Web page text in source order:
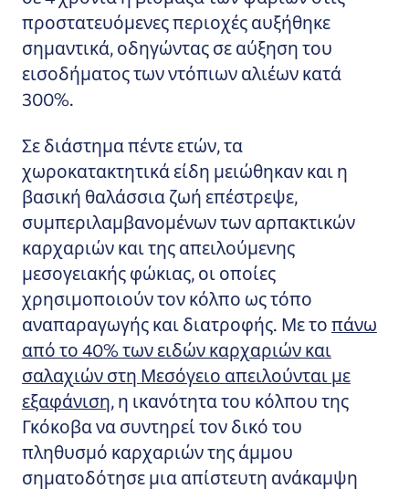
προστατευόμενες περιοχές αυξήθηκε
σημαντικά, οδηγώντας σε αύξηση του
εισοδήματος των ντόπιων αλιέων κατά
300%.
Σε διάστημα πέντε ετών, τα
χωροκατακτητικά είδη μειώθηκαν και η
βασική θαλάσσια ζωή επέστρεψε,
συμπεριλαμβανομένων των αρπακτικών
καρχαριών και της απειλούμενης
μεσογειακής φώκιας, οι οποίες
χρησιμοποιούν τον κόλπο ως τόπο
αναπαραγωγής και διατροφής. Με το πάνω
από το 40% των ειδών καρχαριών και
σαλαχιών στη Μεσόγειο απειλούνται με
εξαφάνιση, η ικανότητα του κόλπου της
Γκόκοβα να συντηρεί τον δικό του
πληθυσμό καρχαριών της άμμου
σηματοδότησε μια απίστευτη ανάκαμψη